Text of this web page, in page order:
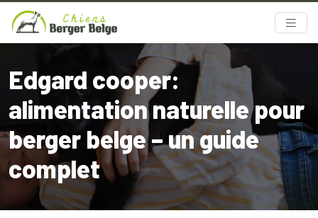
Edgard cooper:
alimentation naturelle pour
berger belge – un guide
complet